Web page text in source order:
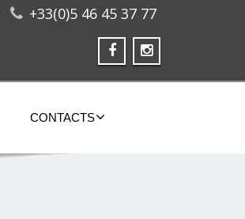
+33(0)5 46 45 37 77
CONTACTS